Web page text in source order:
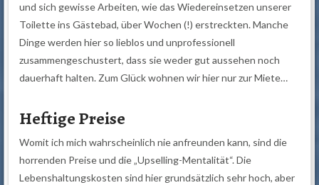
und sich gewisse Arbeiten, wie das Wiedereinsetzen unserer
Toilette ins Gästebad, über Wochen (!) erstreckten. Manche
Dinge werden hier so lieblos und unprofessionell
zusammengeschustert, dass sie weder gut aussehen noch
dauerhaft halten. Zum Glück wohnen wir hier nur zur Miete…
Heftige Preise
Womit ich mich wahrscheinlich nie anfreunden kann, sind die
horrenden Preise und die „Upselling-Mentalität“. Die
Lebenshaltungskosten sind hier grundsätzlich sehr hoch, aber